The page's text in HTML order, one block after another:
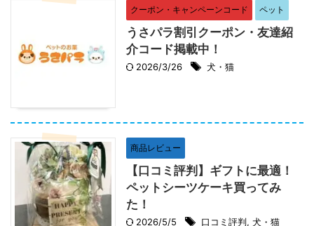
クーポン・キャンペーンコード ペット
うさパラ割引クーポン・友達紹
介コード掲載中！
2026/3/26 犬・猫
商品レビュー
【口コミ評判】ギフトに最適！
ペットシーツケーキ買ってみ
た！
2026/5/5 口コミ評判, 犬・猫